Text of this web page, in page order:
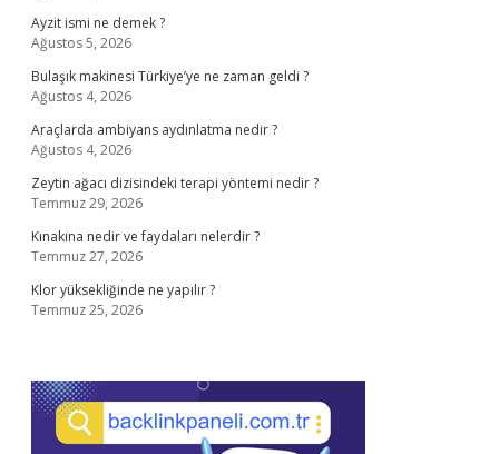
Ayzit ismi ne demek ?
Ağustos 5, 2026
Bulaşık makinesi Türkiye’ye ne zaman geldi ?
Ağustos 4, 2026
Araçlarda ambiyans aydınlatma nedir ?
Ağustos 4, 2026
Zeytin ağacı dizisindeki terapi yöntemi nedir ?
Temmuz 29, 2026
Kınakına nedir ve faydaları nelerdir ?
Temmuz 27, 2026
Klor yüksekliğinde ne yapılır ?
Temmuz 25, 2026